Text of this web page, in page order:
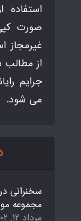
صورت
از مطالب
جرایم
می شود.
سخنرانی
مجموعه